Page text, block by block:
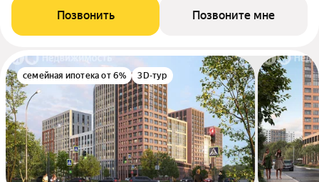
Позвонить Позвоните мне
семейная ипотека от 6% 3D-тур